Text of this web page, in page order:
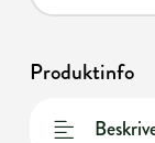
Produktinfo